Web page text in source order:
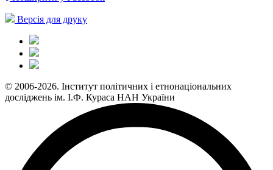
Версія для друку
© 2006-2026. Інститут політичних і етнонаціональних
досліджень ім. І.Ф. Кураса НАН України